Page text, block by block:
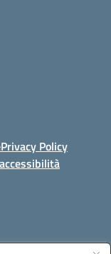
Privacy Policy